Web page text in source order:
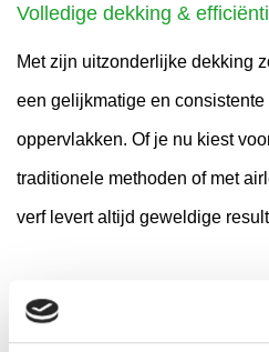
Volledige dekking &
Met zijn uitzonderlijke dekking
een gelijkmatige en
oppervlakken. Of je nu kiest
traditionele methoden of met
verf levert altijd geweldige
Duurzame veelzijdigheid